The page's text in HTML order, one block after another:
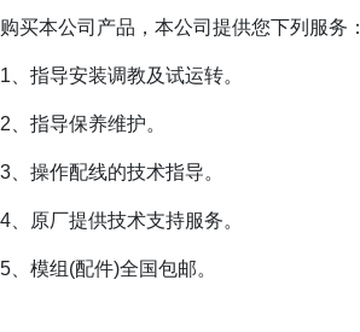
购买本公司产品，本公司提供您下列服务：
1、指导安装调教及试运转。
2、指导保养维护。
3、操作配线的技术指导。
4、原厂提供技术支持服务。
5、模组(配件)全国包邮。